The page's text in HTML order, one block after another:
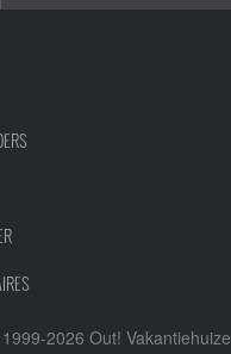
2026 Out!